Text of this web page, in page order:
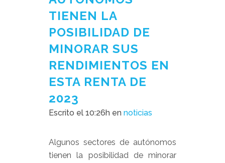
TIENEN LA
POSIBILIDAD DE
MINORAR SUS
RENDIMIENTOS EN
ESTA RENTA DE
2023
Escrito el 10:26h en noticias
Algunos sectores de autónomos
tienen la posibilidad de minorar